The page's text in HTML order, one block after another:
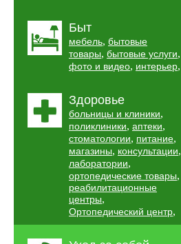
Быт
мебель, бытовые
товары, бытовые услуги,
фото и видео, интерьер,
Здоровье
больницы и клиники,
поликлиники, аптеки,
стоматологии, питание,
магазины, консультации,
лаборатории,
ортопедические товары,
реабилитационные
центры,
Ортопедический центр,